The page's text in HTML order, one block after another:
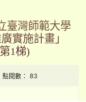
臺灣師範大學
實施計畫」
1梯)
閱數： 83